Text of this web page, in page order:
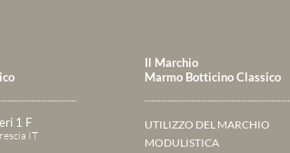
1 F
IT
Il Marchio
Marmo Botticino Classico
UTILIZZO DEL MARCHIO
MODULISTICA